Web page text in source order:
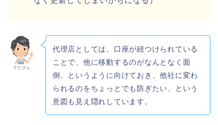
ナビさん
代理店としては、口座が紐つけられている
ことで、他に移動するのがなんとなく面
倒、というように向けておき、他社に変わ
られるのをちょっとでも防ぎたい、という
意図も見え隠れしています。